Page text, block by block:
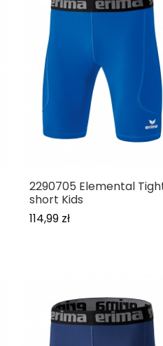
2290705 Elemental
short Kids
114,99 zł